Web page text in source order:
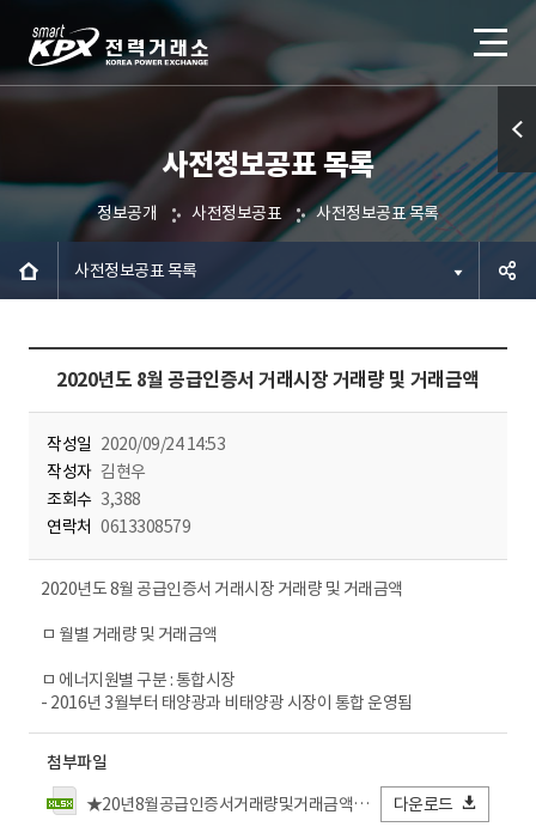
사전정보공표 목록
정보공개 사전정보공표 사전정보공표 목록
사전정보공표 목록
2020년도 8월 공급인증서 거래시장 거래량 및 거래금액
작성일 2020/09/24 14:53
작성자 김현우
조회수 3,388
연락처 0613308579
2020년도 8월 공급인증서 거래시장 거래량 및 거래금액
ㅁ 월별 거래량 및 거래금액
ㅁ 에너지원별 구분 : 통합시장
- 2016년 3월부터 태양광과 비태양광 시장이 통합 운영됨
첨부파일
★20년8월공급인증서거래량및거래금액_전력거래소FIN.xlsx
다운로드
퀵메
뉴 열
기